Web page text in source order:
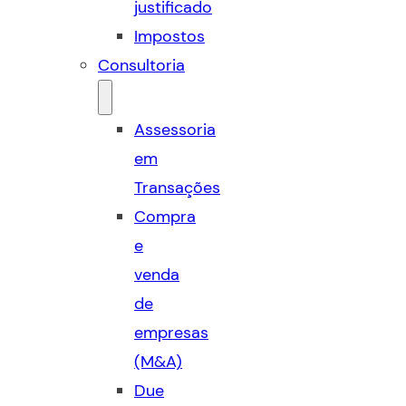
justificado
Impostos
Consultoria
Assessoria
em
Transações
Compra
e
venda
de
empresas
(M&A)
Due